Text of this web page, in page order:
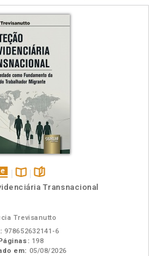
Disponível
páginas
Transnacional
Trevisanutto
978652632141-6
Páginas: 198
em: 05/08/2026